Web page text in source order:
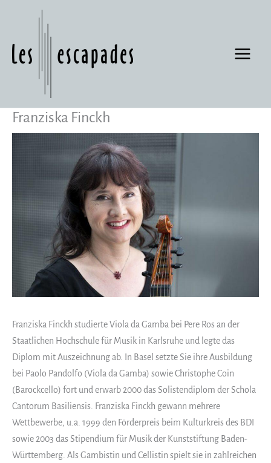
Franziska Finckh
Franziska Finckh studierte Viola da Gamba bei Pere Ros an der
Staatlichen Hochschule für Musik in Karlsruhe und legte das
Diplom mit Auszeichnung ab. In Basel setzte Sie ihre Ausbildung
bei Paolo Pandolfo (Viola da Gamba) sowie Christophe Coin
(Barockcello) fort und erwarb 2000 das Solistendiplom der Schola
Cantorum Basiliensis. Franziska Finckh gewann mehrere
Wettbewerbe, u.a. 1999 den Förderpreis beim Kulturkreis des BDI
sowie 2003 das Stipendium für Musik der Kunststiftung Baden-
Württemberg. Als Gambistin und Cellistin spielt sie in zahlreichen